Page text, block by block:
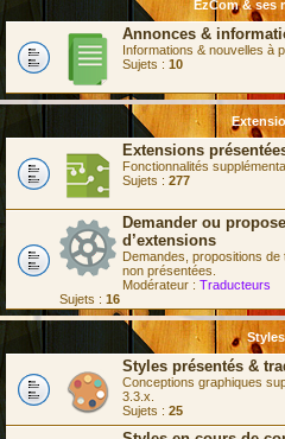
EzCom & ses
Annonces &
Informations & nouvelles à
Sujets : 10
Extensions
Fonctionnalités
Sujets : 277
Demander ou
d’extensions
Demandes, propositions
non présentées.
Modérateur : Traducteurs
Sujets : 16
Styles
Styles présentés &
Conceptions graphiques
3.3.x.
Sujets : 25